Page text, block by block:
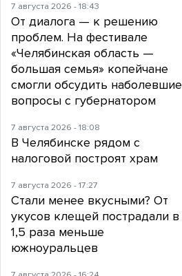
7 августа 2026 - 18:43
От диалога — к решению
проблем. На фестивале
«Челябинская область —
большая семья» копейчане
смогли обсудить наболевшие
вопросы с губернатором
7 августа 2026 - 18:08
В Челябинске рядом с
налоговой построят храм
7 августа 2026 - 17:27
Стали менее вкусными? От
укусов клещей пострадали в
1,5 раза меньше
южноуральцев